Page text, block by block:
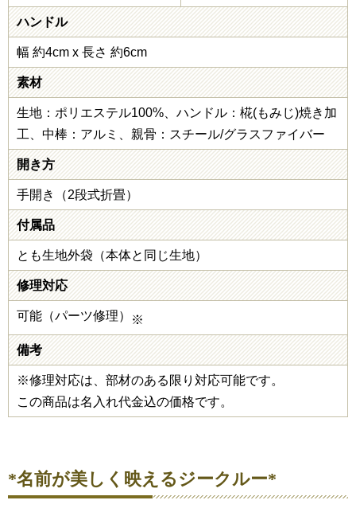
ハンドル
幅 約4cm x 長さ 約6cm
素材
生地：ポリエステル100%、ハンドル：椛(もみじ)焼き加
工、中棒：アルミ、親骨：スチール/グラスファイバー
開き方
手開き（2段式折畳）
付属品
とも生地外袋（本体と同じ生地）
修理対応
可能（パーツ修理） ※
備考
※修理対応は、部材のある限り対応可能です。
この商品は名入れ代金込の価格です。
*名前が美しく映えるジークルー*